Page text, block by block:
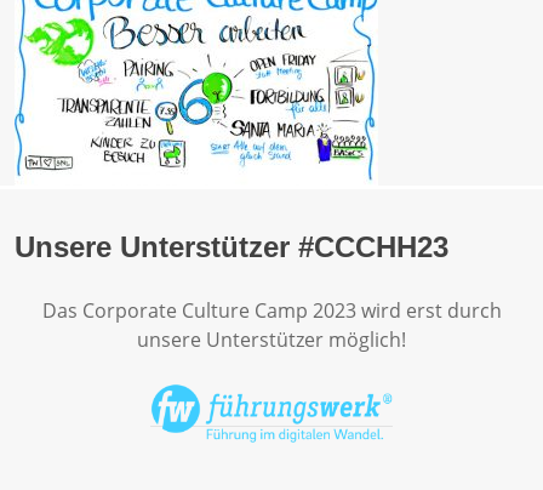
Unsere Unterstützer #CCCHH23
Das Corporate Culture Camp 2023 wird erst durch
unsere Unterstützer möglich!